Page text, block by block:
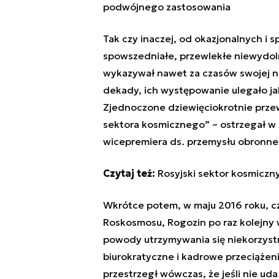
podwójnego zastosowania
Tak czy inaczej, od okazjonalnych i
spowszedniałe, przewlekłe
wykazywał nawet za czasów swojej
dekady, ich występowanie ulegało
Zjednoczone dziewięciokrotnie
sektora kosmicznego” – ostrzegał
wicepremiera ds. przemysłu
Czytaj też: Rosyjski sektor
Wkrótce potem, w maju 2016 roku,
Roskosmosu, Rogozin po raz
powody utrzymywania się
biurokratyczne i kadrowe
przestrzegł wówczas, że jeśli nie